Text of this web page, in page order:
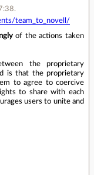
.
team_to_novell/
of the actions taken
the proprietary
is that the proprietary
to agree to coercive
to share with each
users to unite and